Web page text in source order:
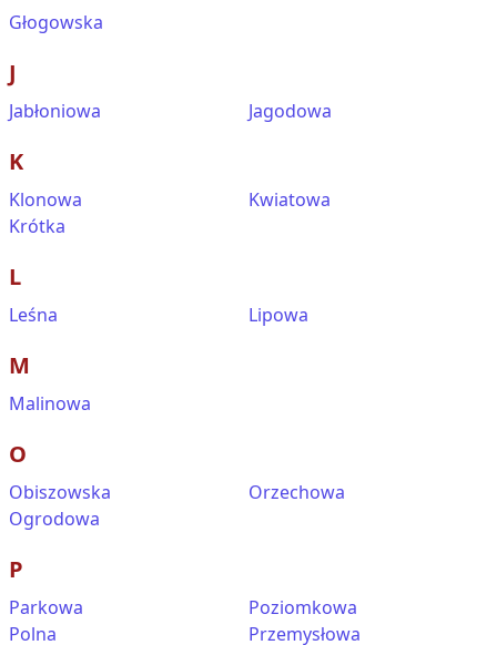
Głogowska
J
Jabłoniowa Jagodowa
K
Klonowa
Krótka
Kwiatowa
L
Leśna Lipowa
M
Malinowa
O
Obiszowska
Ogrodowa
Orzechowa
P
Parkowa
Polna
Poziomkowa
Przemysłowa